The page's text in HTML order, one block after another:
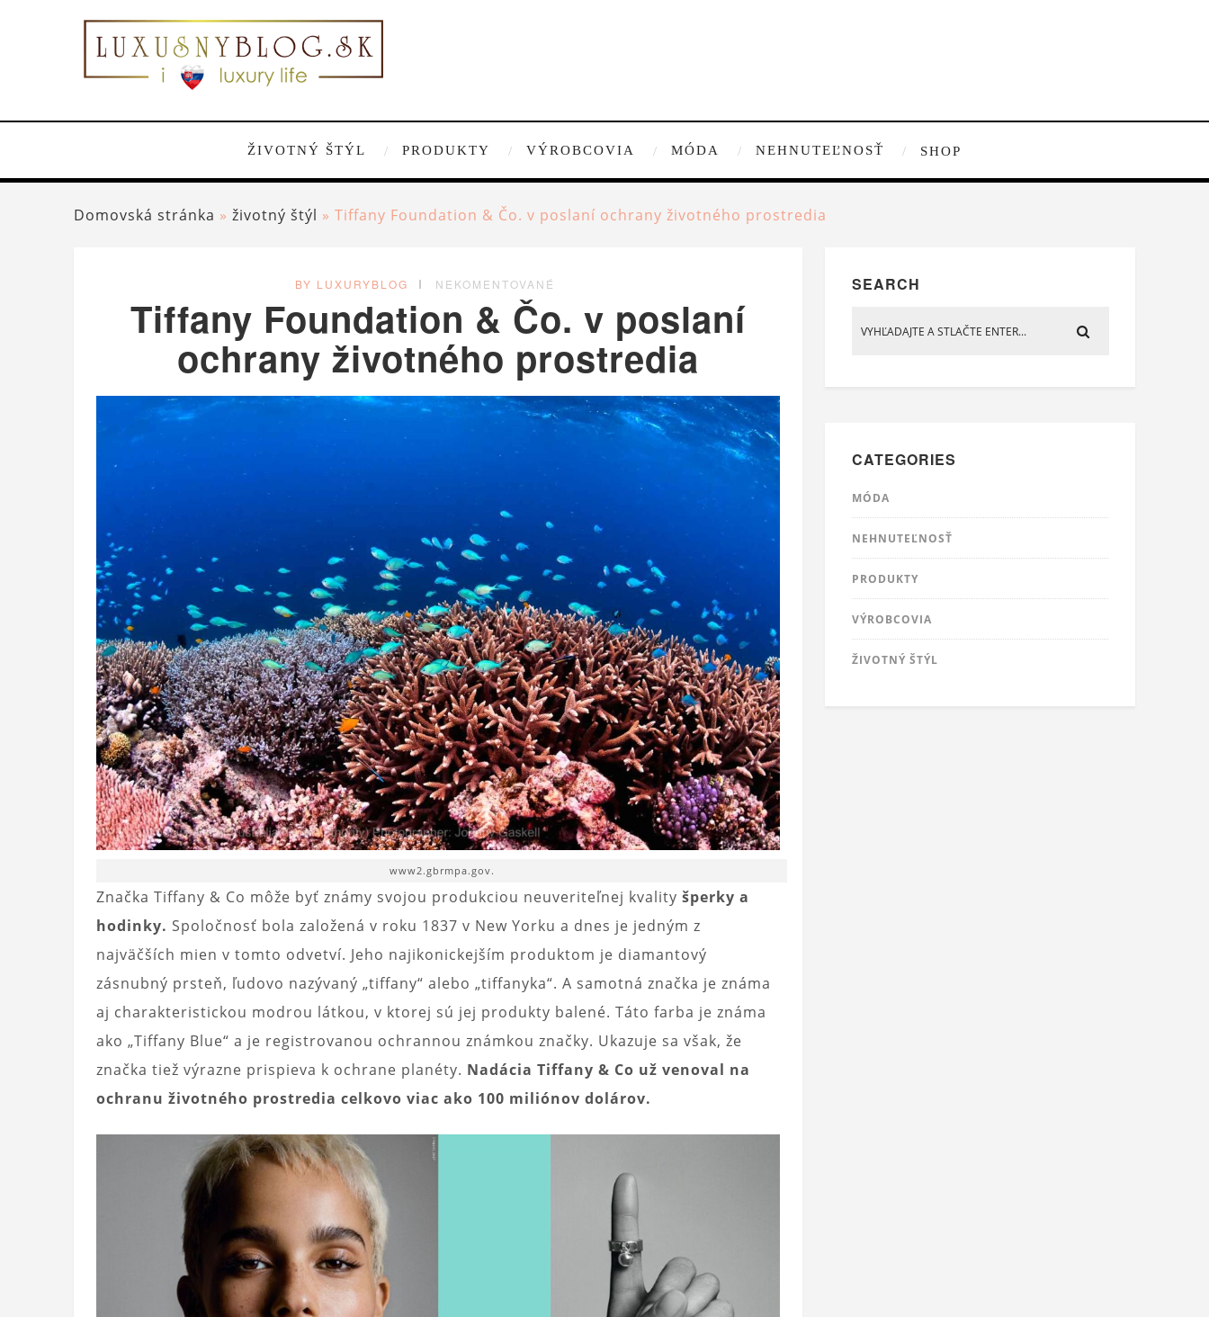
ŽIVOTNÝ ŠTÝL PRODUKTY VÝROBCOVIA MÓDA NEHNUTEĽNOSŤ SHOP
Domovská stránka » životný štýl » Tiffany Foundation & Čo. v poslaní ochrany životného prostredia
BY LUXURYBLOG NEKOMENTOVANÉ
Tiffany Foundation & Čo. v poslaní
ochrany životného prostredia
www2.gbrmpa.gov.
Značka Tiffany & Co môže byť známy svojou produkciou neuveriteľnej kvality šperky a
hodinky. Spoločnosť bola založená v roku 1837 v New Yorku a dnes je jedným z
najväčších mien v tomto odvetví. Jeho najikonickejším produktom je diamantový
zásnubný prsteň, ľudovo nazývaný „tiffany“ alebo „tiffanyka“. A samotná značka je známa
aj charakteristickou modrou látkou, v ktorej sú jej produkty balené. Táto farba je známa
ako „Tiffany Blue“ a je registrovanou ochrannou známkou značky. Ukazuje sa však, že
značka tiež výrazne prispieva k ochrane planéty. Nadácia Tiffany & Co už venoval na
ochranu životného prostredia celkovo viac ako 100 miliónov dolárov.
SEARCH
CATEGORIES
MÓDA
NEHNUTEĽNOSŤ
PRODUKTY
VÝROBCOVIA
ŽIVOTNÝ ŠTÝL